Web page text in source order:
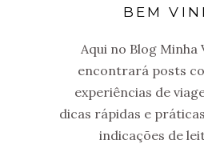
BEM
Aqui no Blog Minha
encontrará posts
experiências de
dicas rápidas e
indicações de